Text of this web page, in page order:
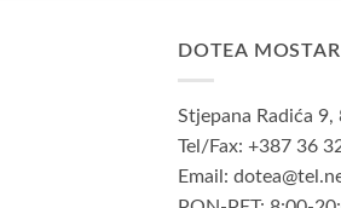
DOTEA MOSTAR
Stjepana Radića
Tel/Fax: +387 36
Email: